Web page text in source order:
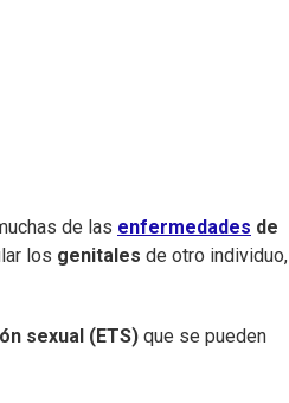
de las enfermedades de
los genitales de otro individuo,
sexual (ETS) que se pueden